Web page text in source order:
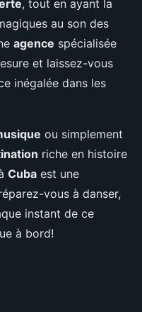
, tout en ayant la
au son des
agence spécialisée
et laissez-vous
inégalée dans les
ou simplement
riche en histoire
Cuba est une
vous à danser,
instant de ce
à bord!